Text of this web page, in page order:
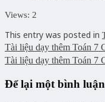
Views: 2
This entry was posted in
Tài liệu dạy thêm Toán 7
Tài liệu dạy thêm Toán 7
Để lại một bình luận